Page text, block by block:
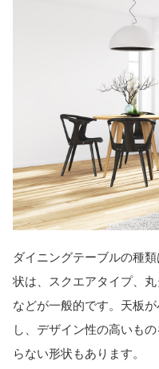
ダイニングテーブルの種
状は、スクエアタイプ、
などが一般的です。天板
し、デザイン性の高いも
らない形状もあります。